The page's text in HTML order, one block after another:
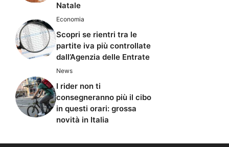
Natale
Economia
Scopri se rientri tra le
partite iva più controllate
dall’Agenzia delle Entrate
News
I rider non ti
consegneranno più il cibo
in questi orari: grossa
novità in Italia